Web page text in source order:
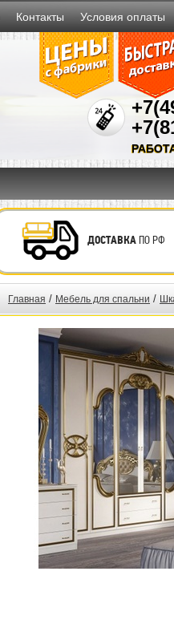
Контакты Условия оплаты
ДОСТАВКАПО РФ
Главная / Мебель для спальни /